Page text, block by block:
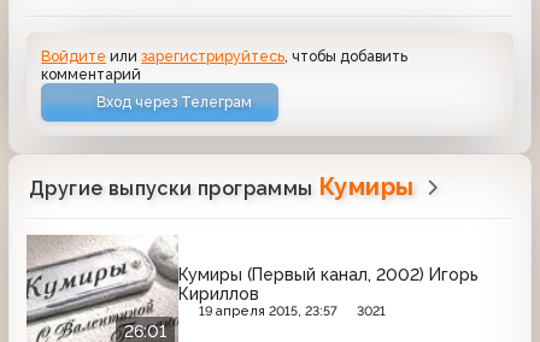
Войдите илизарегистрируйтесь , чтобы добавить
комментарий
Вход через Телеграм
Другие выпуски программы Кумиры
26:01
Кумиры (Первый канал, 2002) Игорь
Кириллов
19 апреля 2015, 23:57 3021